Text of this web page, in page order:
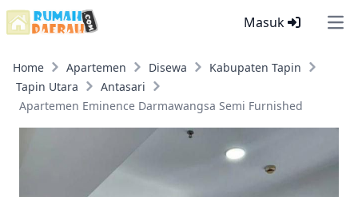
Masuk
Home Apartemen Disewa
Kabupaten Tapin
Tapin Utara
Antasari
Apartemen Eminence Darmawangsa Semi Furnished